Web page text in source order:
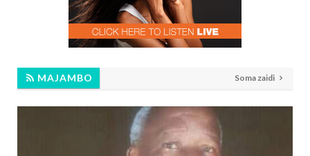
MAJAMBO Soma zaidi